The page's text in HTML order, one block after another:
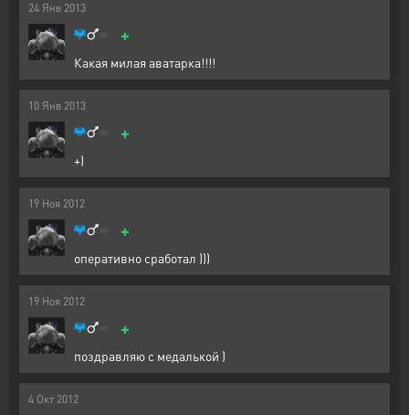
24 Янв 2013
+
Какая милая аватарка!!!!
10 Янв 2013
+
+)
19 Ноя 2012
+
оперативно сработал )))
19 Ноя 2012
+
поздравляю с медалькой )
4 Окт 2012